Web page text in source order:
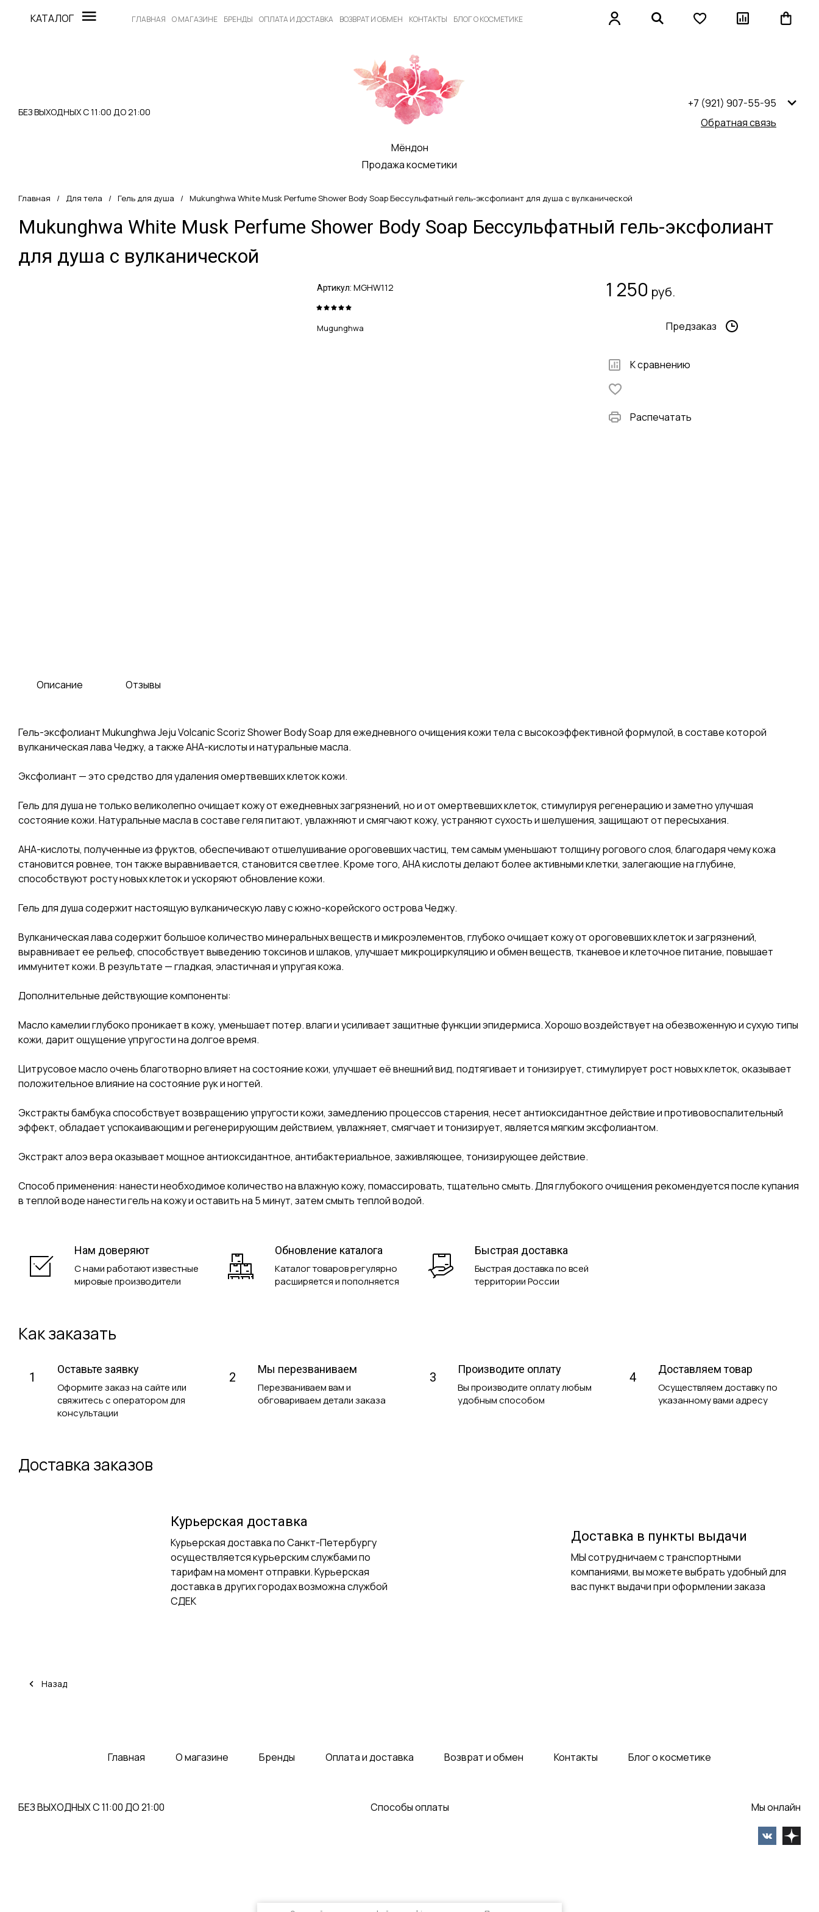
КАТАЛОГ ГЛАВНАЯ О МАГАЗИНЕ БРЕНДЫ ОПЛАТА И ДОСТАВКА ВОЗВРАТ И ОБМЕН КОНТАКТЫ БЛОГ О КОСМЕТИКЕ
БЕЗ ВЫХОДНЫХ С 11:00 ДО 21:00
Мёндон
Продажа косметики
+7 (921) 907-55-95
Обратная связь
Главная / Для тела / Гель для душа / Mukunghwa White Musk Perfume Shower Body Soap Бессульфатный гель-эксфолиант для душа с вулканической
Mukunghwa White Musk Perfume Shower Body Soap Бессульфатный гель-эксфолиант
для душа с вулканической
Артикул: MGHW112
Mugunghwa
1 250 руб.
Предзаказ
К сравнению
Распечатать
Описание Отзывы
Гель-эксфолиант Mukunghwa Jeju Volcanic Scoriz Shower Body Soap для ежедневного очищения кожи тела с высокоэффективной формулой, в составе которой
вулканическая лава Чеджу, а также АНА-кислоты и натуральные масла.
Эксфолиант — это средство для удаления омертвевших клеток кожи.
Гель для душа не только великолепно очищает кожу от ежедневных загрязнений, но и от омертвевших клеток, стимулируя регенерацию и заметно улучшая
состояние кожи. Натуральные масла в составе геля питают, увлажняют и смягчают кожу, устраняют сухость и шелушения, защищают от пересыхания.
АНА-кислоты, полученные из фруктов, обеспечивают отшелушивание ороговевших частиц, тем самым уменьшают толщину рогового слоя, благодаря чему кожа
становится ровнее, тон также выравнивается, становится светлее. Кроме того, AHA кислоты делают более активными клетки, залегающие на глубине,
способствуют росту новых клеток и ускоряют обновление кожи.
Гель для душа содержит настоящую вулканическую лаву с южно-корейского острова Чеджу.
Вулканическая лава содержит большое количество минеральных веществ и микроэлементов, глубоко очищает кожу от ороговевших клеток и загрязнений,
выравнивает ее рельеф, способствует выведению токсинов и шлаков, улучшает микроциркуляцию и обмен веществ, тканевое и клеточное питание, повышает
иммунитет кожи. В результате — гладкая, эластичная и упругая кожа.
Дополнительные действующие компоненты:
Масло камелии глубоко проникает в кожу, уменьшает потер. влаги и усиливает защитные функции эпидермиса. Хорошо воздействует на обезвоженную и сухую типы
кожи, дарит ощущение упругости на долгое время.
Цитрусовое масло очень благотворно влияет на состояние кожи, улучшает её внешний вид, подтягивает и тонизирует, стимулирует рост новых клеток, оказывает
положительное влияние на состояние рук и ногтей.
Экстракты бамбука способствует возвращению упругости кожи, замедлению процессов старения, несет антиоксидантное действие и противовоспалительный
эффект, обладает успокаивающим и регенерирующим действием, увлажняет, смягчает и тонизирует, является мягким эксфолиантом.
Экстракт алоэ вера оказывает мощное антиоксидантное, антибактериальное, заживляющее, тонизирующее действие.
Способ применения: нанести необходимое количество на влажную кожу, помассировать, тщательно смыть. Для глубокого очищения рекомендуется после купания
в теплой воде нанести гель на кожу и оставить на 5 минут, затем смыть теплой водой.
Нам доверяют
С нами работают известные
мировые производители
Обновление каталога
Каталог товаров регулярно
расширяется и пополняется
Быстрая доставка
Быстрая доставка по всей
территории России
Как заказать
1
Оставьте заявку
Оформите заказ на сайте или
свяжитесь с оператором для
консультации
2
Мы перезваниваем
Перезваниваем вам и
обговариваем детали заказа
3
Производите оплату
Вы производите оплату любым
удобным способом
4
Доставляем товар
Осуществляем доставку по
указанному вами адресу
Доставка заказов
Курьерская доставка
Курьерская доставка по Санкт-Петербургу
осуществляется курьерским службами по
тарифам на момент отправки. Курьерская
доставка в других городах возможна службой
СДЕК
Доставка в пункты выдачи
МЫ сотрудничаем с транспортными
компаниями, вы можете выбрать удобный для
вас пункт выдачи при оформлении заказа
Назад
Главная О магазине Бренды Оплата и доставка Возврат и обмен Контакты Блог о косметике
БЕЗ ВЫХОДНЫХ С 11:00 ДО 21:00 Способы оплаты Мы онлайн